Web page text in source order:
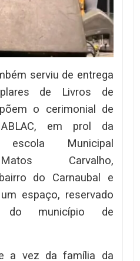
serviu de entrega
de Livros de
o cerimonial de
em prol da
Municipal
Carvalho,
do Carnaubal e
espaço, reservado
do município de
a vez da família da